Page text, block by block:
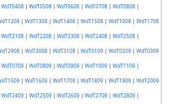
WdT0408| WdT0508| WdT0608| WdT0708| WdT0808|
| WdT1308| WdT1408| WdT1508| WdT1608| WdT1708
WdT2108| WdT2208| WdT2308| WdT2408| WdT2508|
| WdT3008| WdT3108| WdT0109| WdT0209| WdT0309
WdT0709| WdT0809| WdT0909| WdT1009| WdT1109|
| WdT1609| WdT1709| WdT1809| WdT1909| WdT2009
WdT2409| WdT2509| WdT2609| WdT2709| WdT2809|